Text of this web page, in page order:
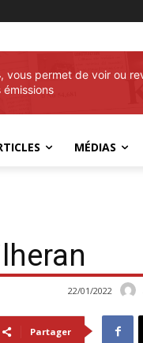
, vous permet de voir ou
émissions
MÉDIAS
22/01/2022
Partager